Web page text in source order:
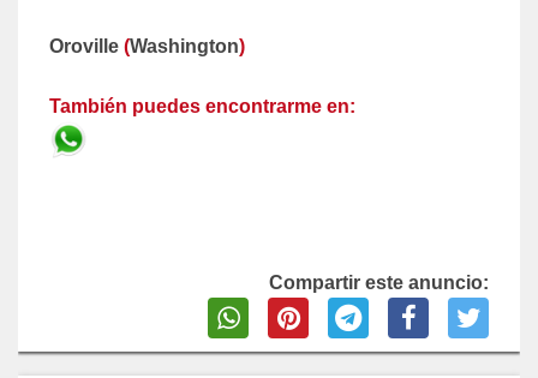
Oroville (Washington)
También puedes encontrarme en:
Compartir este anuncio: